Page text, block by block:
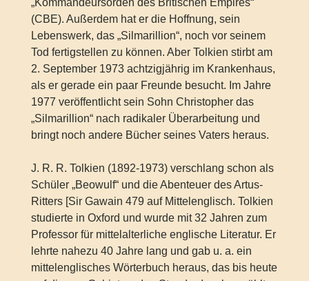
(CBE). Außerdem hat er die Hoffnung, sein
Lebenswerk, das „Silmarillion“, noch vor seinem
Tod fertigstellen zu können. Aber Tolkien stirbt am
2. September 1973 achtzigjährig im Krankenhaus,
als er gerade ein paar Freunde besucht. Im Jahre
1977 veröffentlicht sein Sohn Christopher das
„Silmarillion“ nach radikaler Überarbeitung und
bringt noch andere Bücher seines Vaters heraus.
J. R. R. Tolkien (1892-1973) verschlang schon als
Schüler „Beowulf“ und die Abenteuer des Artus-
Ritters [Sir Gawain 479 auf Mittelenglisch. Tolkien
studierte in Oxford und wurde mit 32 Jahren zum
Professor für mittelalterliche englische Literatur. Er
lehrte nahezu 40 Jahre lang und gab u. a. ein
mittelenglisches Wörterbuch heraus, das bis heute